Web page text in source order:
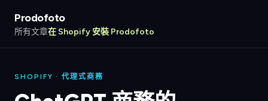
Prodofoto
所有文章在 Shopify 安裝 Prodofoto
SHOPIFY · 代理式商務